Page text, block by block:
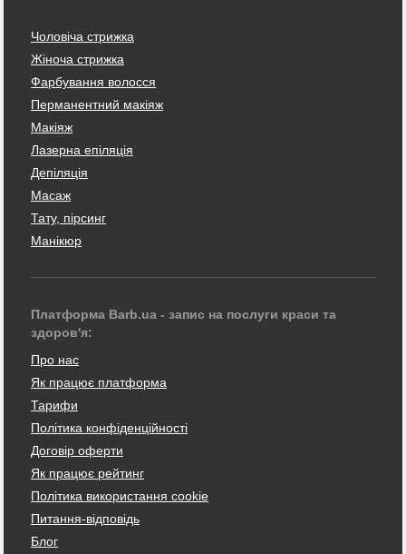
Чоловіча стрижка
Жіноча стрижка
Фарбування волосся
Перманентний макіяж
Макіяж
Лазерна епіляція
Депіляція
Масаж
Тату, пірсинг
Манікюр
Платформа Barb.ua - запис на послуги краси та
здоров'я:
Про нас
Як працює платформа
Тарифи
Політика конфіденційності
Договір оферти
Як працює рейтинг
Політика використання cookie
Питання-відповідь
Блог